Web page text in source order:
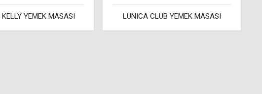
YEMEK MASASI LUNICA CLUB YEMEK MASASI